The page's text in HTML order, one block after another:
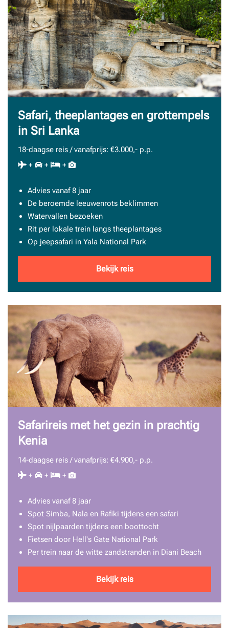
Safari, theeplantages en grottempels
in Sri Lanka
18-daagse reis / vanafprijs: €3.000,- p.p.
+
+ +
Advies vanaf 8 jaar
De beroemde leeuwenrots beklimmen
Watervallen bezoeken
Rit per lokale trein langs theeplantages
Op jeepsafari in Yala National Park
Bekijk reis
Safarireis met het gezin in prachtig
Kenia
14-daagse reis / vanafprijs: €4.900,- p.p.
+
+ +
Advies vanaf 8 jaar
Spot Simba, Nala en Rafiki tijdens een safari
Spot nijlpaarden tijdens een boottocht
Fietsen door Hell's Gate National Park
Per trein naar de witte zandstranden in Diani Beach
Bekijk reis